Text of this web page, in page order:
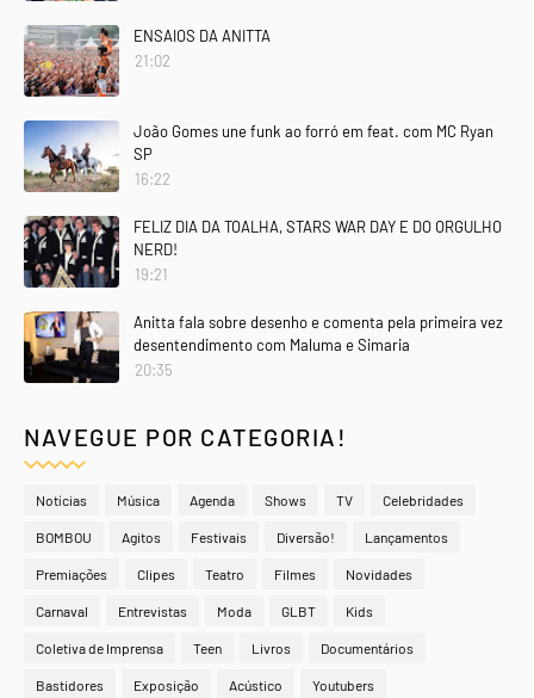
ENSAIOS DA ANITTA
21:02
João Gomes une funk ao forró em feat. com MC Ryan
SP
16:22
FELIZ DIA DA TOALHA, STARS WAR DAY E DO ORGULHO
NERD!
19:21
Anitta fala sobre desenho e comenta pela primeira vez
desentendimento com Maluma e Simaria
20:35
NAVEGUE POR CATEGORIA!
Notícias Música Agenda Shows TV Celebridades
BOMBOU Agitos Festivais Diversão! Lançamentos
Premiações Clipes Teatro Filmes Novidades
Carnaval Entrevistas Moda GLBT Kids
Coletiva de Imprensa Teen Livros Documentários
Bastidores Exposição Acústico Youtubers